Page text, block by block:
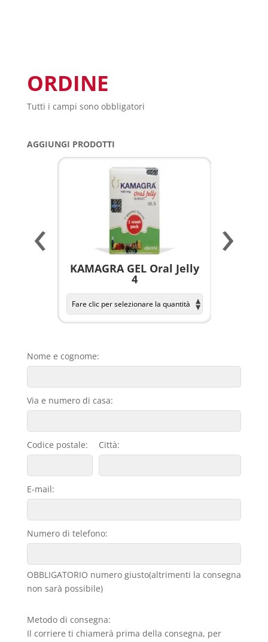
ORDINE
Tutti i campi sono obbligatori
AGGIUNGI PRODOTTI
KAMAGRA GEL Oral Jelly
4
‹ ›
Nome e cognome:
Via e numero di casa:
Codice postale: Città:
E-mail:
Numero di telefono:
OBBLIGATORIO numero giusto(altrimenti la consegna
non sarà possibile)
Metodo di consegna:
Il corriere ti chiamerà prima della consegna, per